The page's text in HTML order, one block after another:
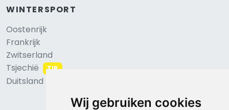
Wij gebruiken cookies
WINTERSPORT
Oostenrijk
Frankrijk
Zwitserland
Tsjechië
TIP
Duitsland